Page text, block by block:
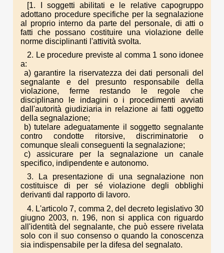
[1. I soggetti abilitati e le relative capogruppo
adottano procedure specifiche per la segnalazione
al proprio interno da parte del personale, di atti o
fatti che possano costituire una violazione delle
norme disciplinanti l'attività svolta.
2. Le procedure previste al comma 1 sono idonee
a:
a) garantire la riservatezza dei dati personali del
segnalante e del presunto responsabile della
violazione, ferme restando le regole che
disciplinano le indagini o i procedimenti avviati
dall'autorità giudiziaria in relazione ai fatti oggetto
della segnalazione;
b) tutelare adeguatamente il soggetto segnalante
contro condotte ritorsive, discriminatorie o
comunque sleali conseguenti la segnalazione;
c) assicurare per la segnalazione un canale
specifico, indipendente e autonomo.
3. La presentazione di una segnalazione non
costituisce di per sé violazione degli obblighi
derivanti dal rapporto di lavoro.
4. L'articolo 7, comma 2, del decreto legislativo 30
giugno 2003, n. 196, non si applica con riguardo
all'identità del segnalante, che può essere rivelata
solo con il suo consenso o quando la conoscenza
sia indispensabile per la difesa del segnalato.